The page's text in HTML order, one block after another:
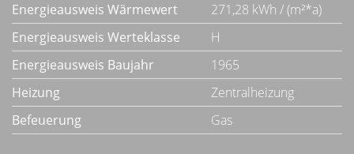
Energieausweis Wärmewert
271,28 kWh / (m²*a)
Energieausweis Werteklasse
H
Energieausweis Baujahr
1965
Heizung
Zentralheizung
Befeuerung
Gas